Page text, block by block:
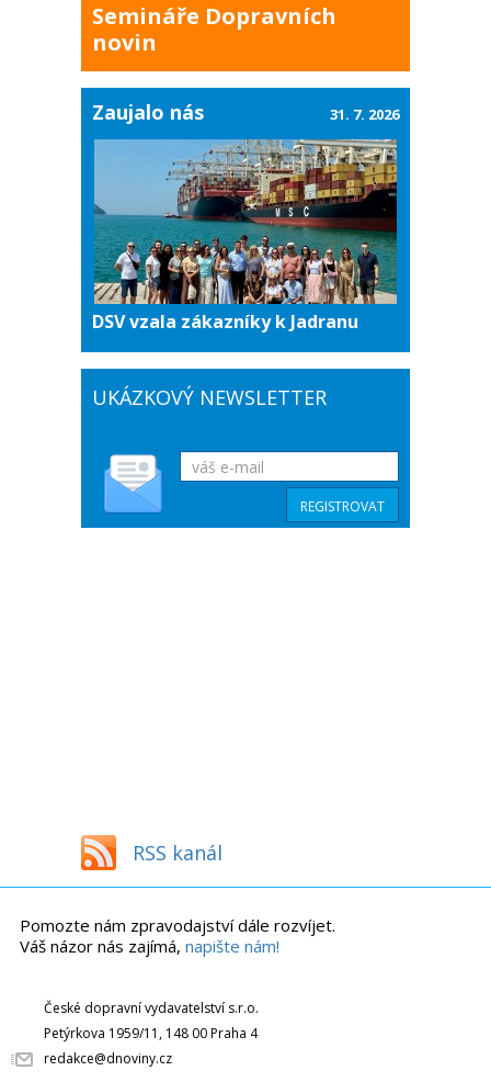
Semináře Dopravních
novin
Zaujalo nás
DSV vzala zákazníky k Jadranu
31. 7. 2026
UKÁZKOVÝ NEWSLETTER
RSS kanál
Pomozte nám zpravodajství dále rozvíjet.
Váš názor nás zajímá, napište nám!
České dopravní vydavatelství s.r.o.
Petýrkova 1959/11, 148 00 Praha 4
redakce@dnoviny.cz